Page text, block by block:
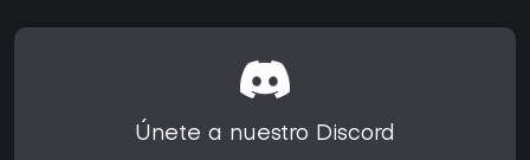
Únete a nuestro Discord